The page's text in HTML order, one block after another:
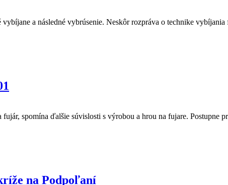
a následné vybrúsenie. Neskôr rozpráva o technike
spomína ďalšie súvislosti s výrobou a hrou na fujare. Postupne
na Podpoľaní